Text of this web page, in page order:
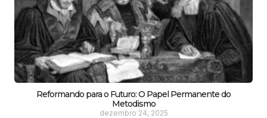
Reformando para o Futuro: O Papel Permanente do
Metodismo
dezembro 24, 2025